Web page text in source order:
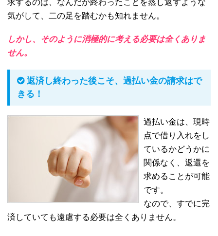
求するのは、なんだか終わったことを蒸し返すような
気がして、二の足を踏むかも知れません。
しかし、そのように消極的に考える必要は全くありま
せん。
返済し終わった後こそ、過払い金の請求はで
きる！
過払い金は、現時
点で借り入れをし
ているかどうかに
関係なく、返還を
求めることが可能
です。
なので、すでに完
済していても遠慮する必要は全くありません。